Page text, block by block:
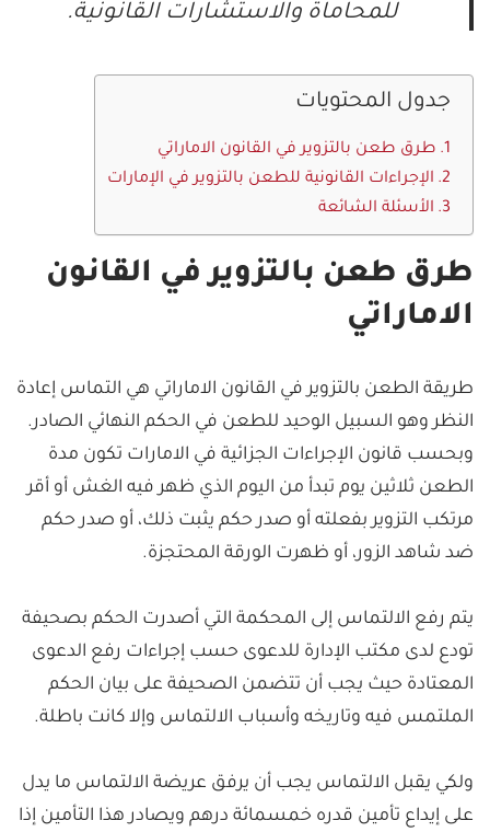
للمحاماة والاستشارات القانونية.
جدول المحتويات
طرق طعن بالتزوير في القانون الاماراتي
الإجراءات القانونية للطعن بالتزوير في الإمارات
الأسئلة الشائعة
طرق طعن بالتزوير في القانون
الاماراتي
طريقة الطعن بالتزوير في القانون الاماراتي هي التماس إعادة
النظر وهو السبيل الوحيد للطعن في الحكم النهائي الصادر.
وبحسب قانون الإجراءات الجزائية في الامارات تكون مدة
الطعن ثلاثين يوم تبدأ من اليوم الذي ظهر فيه الغش أو أقر
مرتكب التزوير بفعلته أو صدر حكم يثبت ذلك، أو صدر حكم
ضد شاهد الزور، أو ظهرت الورقة المحتجزة.
يتم رفع الالتماس إلى المحكمة التي أصدرت الحكم بصحيفة
تودع لدى مكتب الإدارة للدعوى حسب إجراءات رفع الدعوى
المعتادة حيث يجب أن تتضمن الصحيفة على بيان الحكم
الملتمس فيه وتاريخه وأسباب الالتماس وإلا كانت باطلة.
ولكي يقبل الالتماس يجب أن يرفق عريضة الالتماس ما يدل
على إيداع تأمين قدره خمسمائة درهم ويصادر هذا التأمين إذا